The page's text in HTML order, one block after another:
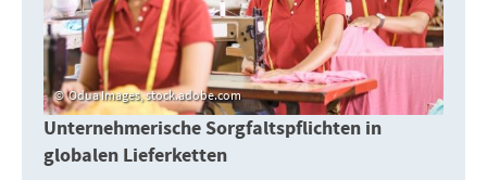
Odua Images, stock.adobe.com
Unternehmerische Sorgfaltspflichten in
globalen Lieferketten